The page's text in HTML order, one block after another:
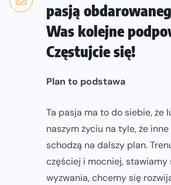
pasją
Was kolejne
Częstujcie się!
Plan to podstawa
Ta pasja ma to do siebie, że
naszym życiu na tyle, że
schodzą na dalszy plan.
częściej i mocniej, stawiamy
wyzwania, chcemy się